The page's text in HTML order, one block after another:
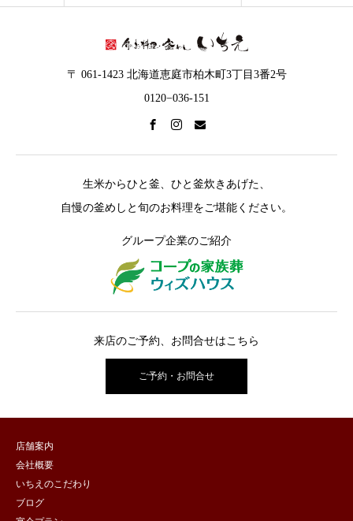
〒 061-1423 北海道恵庭市柏木町3丁目3番2号
0120−036-151
生米からひと釜、ひと釜炊きあげた、
自慢の釜めしと旬のお料理をご堪能ください。
グループ企業のご紹介
来店のご予約、お問合せはこちら
ご予約・お問合せ
店舗案内
会社概要
いちえのこだわり
ブログ